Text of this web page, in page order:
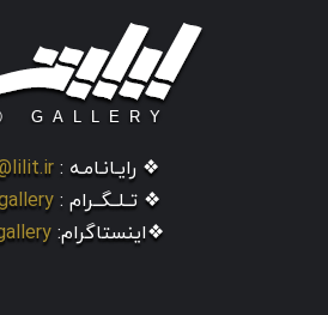
❖ رایـانـامـه :
❖ تــلــگــرام :
❖اینستاگرام: